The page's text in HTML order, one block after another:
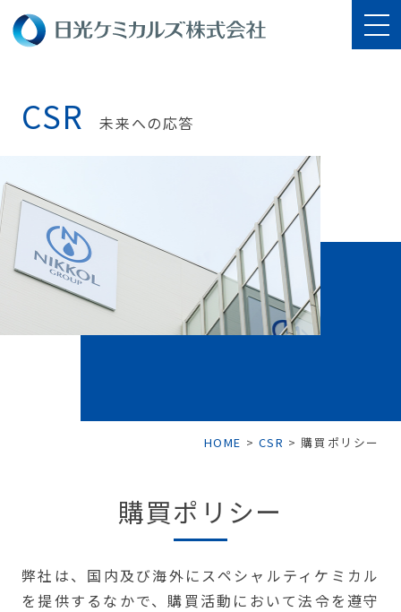
CSR 未来への応答
HOME > CSR > 購買ポリシー
購買ポリシー
弊社は、国内及び海外にスペシャルティケミカル
を提供するなかで、購買活動において法令を遵守